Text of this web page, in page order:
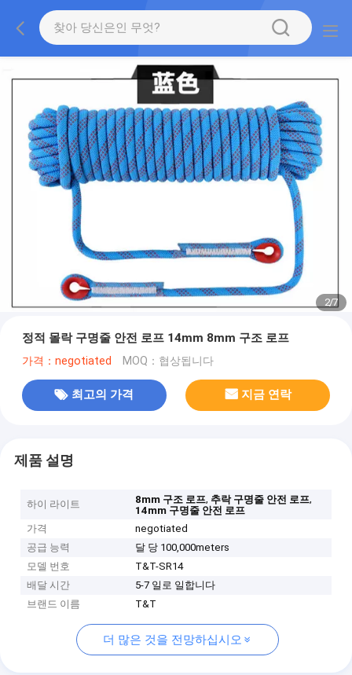
2/7
정적 몰락 구명줄 안전 로프 14mm 8mm 구조 로프
가격：negotiated MOQ：협상됩니다
최고의 가격 지금 연락
제품 설명
하이 라이트 8mm 구조 로프, 추락 구명줄 안전 로프,
14mm 구명줄 안전 로프
가격
negotiated
공급 능력
달 당 100,000meters
모델 번호
T&T-SR14
배달 시간
5-7 일로 일합니다
브랜드 이름
T&T
더 많은 것을 전망하십시오